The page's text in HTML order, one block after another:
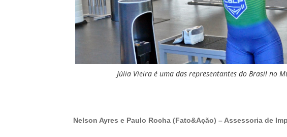
Júlia Vieira é uma das representantes do Brasil no
Nelson Ayres e Paulo Rocha (Fato&Ação) – Assessoria de